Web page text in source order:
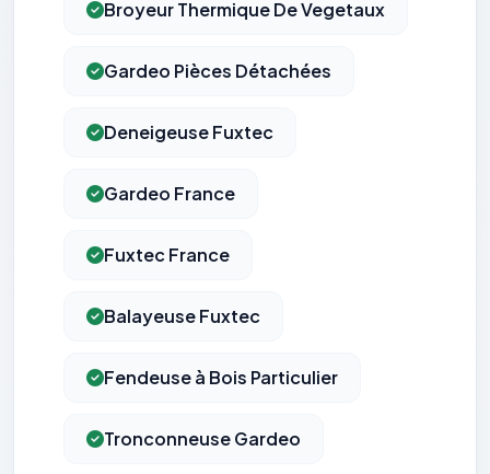
Broyeur Thermique De Vegetaux
Gardeo Pièces Détachées
Deneigeuse Fuxtec
Gardeo France
Fuxtec France
Balayeuse Fuxtec
Fendeuse à Bois Particulier
Tronconneuse Gardeo